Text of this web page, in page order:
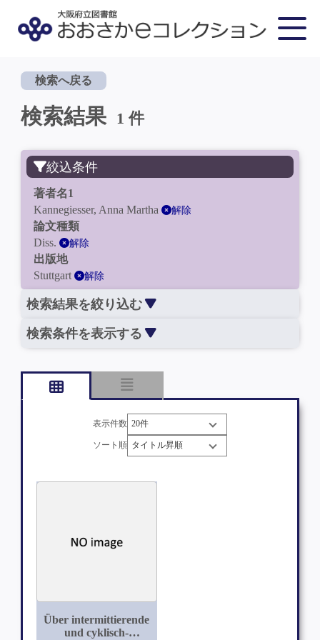
検索へ戻る
検索結果 1 件
絞込条件
著者名1
Kannegiesser, Anna Martha
解除
論文種類
Diss.
解除
出版地
Stuttgart
解除
検索結果を絞り込む
検索条件を表示する
表示件数
ソート順
Über intermittierende
und cyklisch-